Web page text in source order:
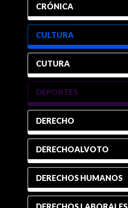
CRÓNICA
CULTURA
CUTURA
DEPORTES
DERECHO
DERECHOALVOTO
DERECHOS HUMANOS